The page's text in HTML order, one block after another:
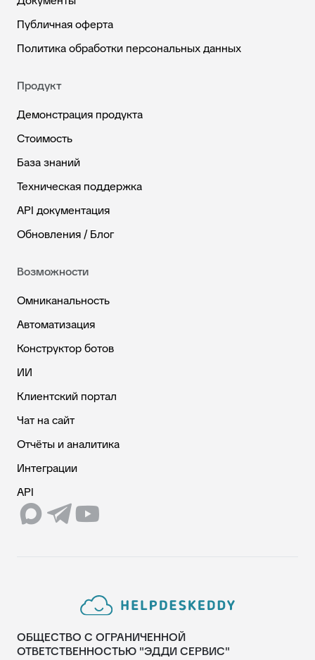
Публичная оферта
Политика обработки персональных данных
Продукт
Демонстрация продукта
Стоимость
База знаний
Техническая поддержка
API документация
Обновления / Блог
Возможности
Омниканальность
Автоматизация
Конструктор ботов
ИИ
Клиентский портал
Чат на сайт
Отчёты и аналитика
Интеграции
API
ОБЩЕСТВО С ОГРАНИЧЕННОЙ
ОТВЕТСТВЕННОСТЬЮ "ЭДДИ СЕРВИС"